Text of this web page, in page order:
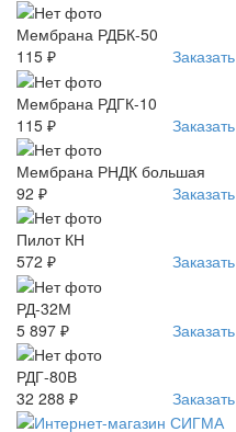
Мембрана РДБК-50
115 ₽
Заказать
Мембрана РДГК-10
115 ₽
Заказать
Мембрана РНДК большая
92 ₽
Заказать
Пилот КН
572 ₽
Заказать
РД-32М
5 897 ₽
Заказать
РДГ-80В
32 288 ₽
Заказать